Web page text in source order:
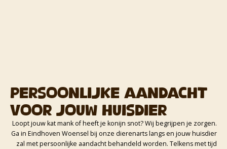
Persoonlijke aandacht
voor jouw huisdier
Loopt jouw kat mank of heeft je konijn snot? Wij begrijpen je zorgen.
Ga in Eindhoven Woensel bij onze dierenarts langs en jouw huisdier
zal met persoonlijke aandacht behandeld worden. Telkens met tijd